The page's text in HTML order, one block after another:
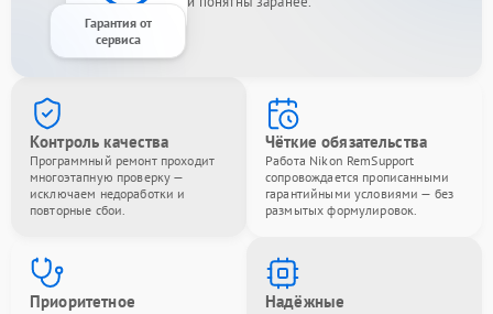
Гарантия от
сервиса
Контроль качества
Программный ремонт проходит
многоэтапную проверку —
исключаем недоработки и
повторные сбои.
Чёткие обязательства
Работа Nikon RemSupport
сопровождается прописанными
гарантийными условиями — без
размытых формулировок.
Приоритетное
Надёжные